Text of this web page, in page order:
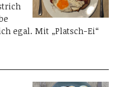
egal. Mit „Platsch-Ei“